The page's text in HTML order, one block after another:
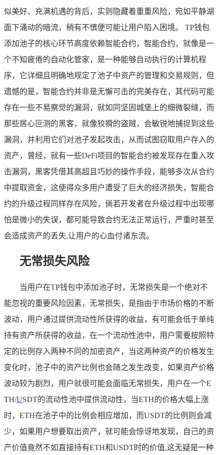
似美好、充满机遇的背后，实则隐藏着重重风险，宛如平静湖
面下涌动的暗流，稍有不慎便可能让用户陷入困境。 TP钱包
添加池子的核心环节高度依赖智能合约，智能合约，就像是一
个不知疲倦的自动化管家，是一种能够自动执行的计算机程
序，它详细且明确地规定了池子中资产的管理和交易规则，但
遗憾的是，智能合约并非是无懈可击的完美存在，其代码可能
存在一些不易察觉的漏洞，就如同坚固城堡上的细微裂缝，而
那些居心叵测的黑客，就像狡猾的盗贼，会敏锐地捕捉到这些
漏洞，并利用它们对池子发起攻击，从而试图窃取用户存入的
资产，曾经，就有一些DeFi项目的智能合约被发现存在重入攻
击漏洞，黑客凭借其高超且巧妙的操作手段，能够多次从合约
中提取资金，这使得众多用户遭受了巨大的经济损失，智能合
约的升级过程同样存在风险，倘若开发者在升级过程中出现哪
怕是微小的失误，都可能导致合约无法正常运行，严重时甚至
会造成资产的丢失,让用户的心血付诸东流。
无常损失风险
当用户在TP钱包中添加池子时，无常损失是一个绝对不
能忽视的重要风险因素，无常损失，是指由于市场价格的不断
波动，用户通过提供流动性所获得的收益，有可能会低于单纯
持有资产所获得的收益，在一个流动性池中，用户需要按照特
定的比例存入两种不同的加密资产，当这两种资产的价格发生
变化时，池子中的资产比例也会随之发生改变，如果资产价格
波动较为剧烈，用户就很可能会面临无常损失，用户在一个E
TH/USDT的流动性池中提供流动性，当ETH的价格大幅上涨
时，ETH在池子中的比例会相应增加，而USDT的比例则会减
少，如果用户想要取出资产，就可能会惊讶地发现，自己的资
产价值竟然不如直接持有ETH和USDT时的价值,这无疑是一种